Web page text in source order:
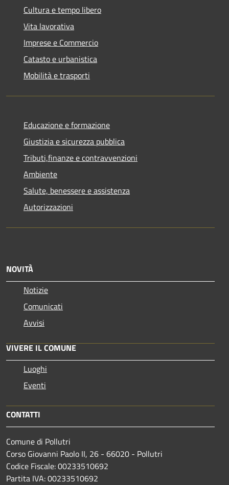
Cultura e tempo libero
Vita lavorativa
Imprese e Commercio
Catasto e urbanistica
Mobilità e trasporti
Educazione e formazione
Giustizia e sicurezza pubblica
Tributi,finanze e contravvenzioni
Ambiente
Salute, benessere e assistenza
Autorizzazioni
NOVITÀ
Notizie
Comunicati
Avvisi
VIVERE IL COMUNE
Luoghi
Eventi
CONTATTI
Comune di Pollutri
Corso Giovanni Paolo II, 26 - 66020 - Pollutri
Codice Fiscale: 00233510692
Partita IVA: 00233510692